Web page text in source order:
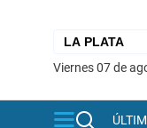
viernes 07 de